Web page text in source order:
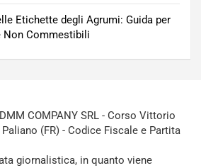
Etichette degli Agrumi: Guida per
Non Commestibili
COMPANY SRL - Corso Vittorio
Paliano (FR) - Codice Fiscale e Partita
giornalistica, in quanto viene